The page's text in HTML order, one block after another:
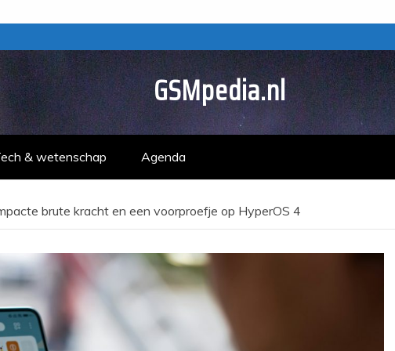
GSMpedia.nl
& wetenschap Agenda
brute kracht en een voorproefje op HyperOS 4